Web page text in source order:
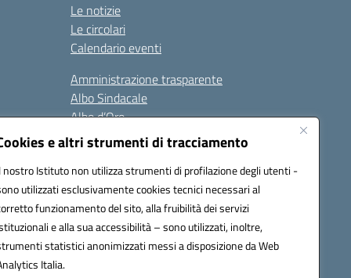
e altri strumenti di tracciamento
nostro Istituto non utilizza strumenti di profilazione degli utenti -
utilizzati esclusivamente cookies tecnici necessari al
funzionamento del sito, alla fruibilità dei servizi
e alla sua accessibilità – sono utilizzati, inoltre,
statistici anonimizzati messi a disposizione da Web
Italia.
Le notizie
Le circolari
Calendario eventi
Amministrazione trasparente
Albo Sindacale
Albo d’Oro
Sicurezza
Erasmus
Seguici su: